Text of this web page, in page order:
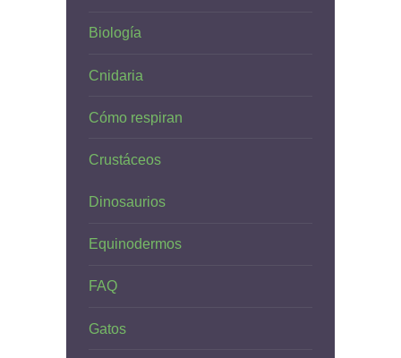
Biología
Cnidaria
Cómo respiran
Crustáceos
Dinosaurios
Equinodermos
FAQ
Gatos